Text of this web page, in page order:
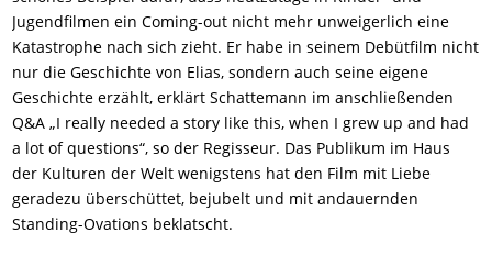
Jugendfilmen ein Coming-out nicht mehr unweigerlich eine
Katastrophe nach sich zieht. Er habe in seinem Debütfilm nicht
nur die Geschichte von Elias, sondern auch seine eigene
Geschichte erzählt, erklärt Schattemann im anschließenden
Q&A „I really needed a story like this, when I grew up and had
a lot of questions“, so der Regisseur. Das Publikum im Haus
der Kulturen der Welt wenigstens hat den Film mit Liebe
geradezu überschüttet, bejubelt und mit andauernden
Standing-Ovations beklatscht.